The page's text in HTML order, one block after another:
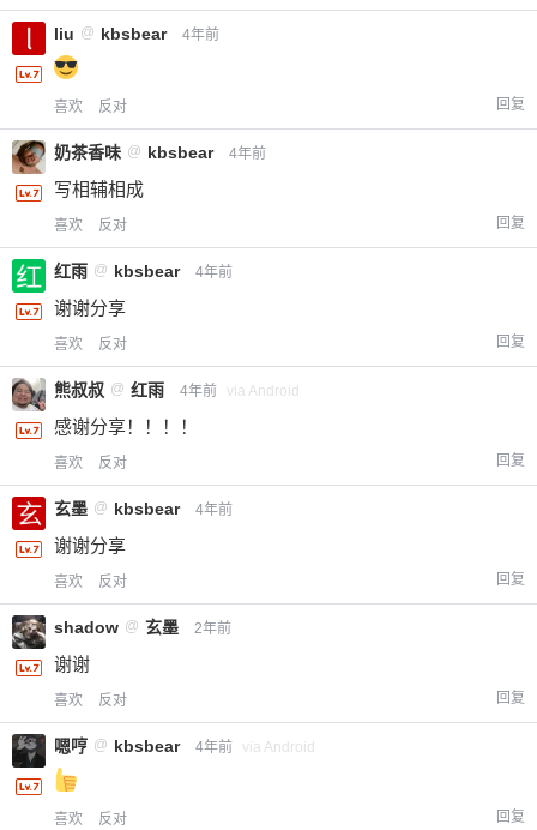
liu @ kbsbear 4年前
喜欢 反对 回复
奶茶香味 @ kbsbear 4年前
写相辅相成
喜欢 反对 回复
红雨 @ kbsbear 4年前
谢谢分享
喜欢 反对 回复
熊叔叔 @ 红雨 4年前 via Android
感谢分享！！！！
喜欢 反对 回复
玄墨 @ kbsbear 4年前
谢谢分享
喜欢 反对 回复
shadow @ 玄墨 2年前
谢谢
喜欢 反对 回复
嗯哼 @ kbsbear 4年前 via Android
喜欢 反对 回复